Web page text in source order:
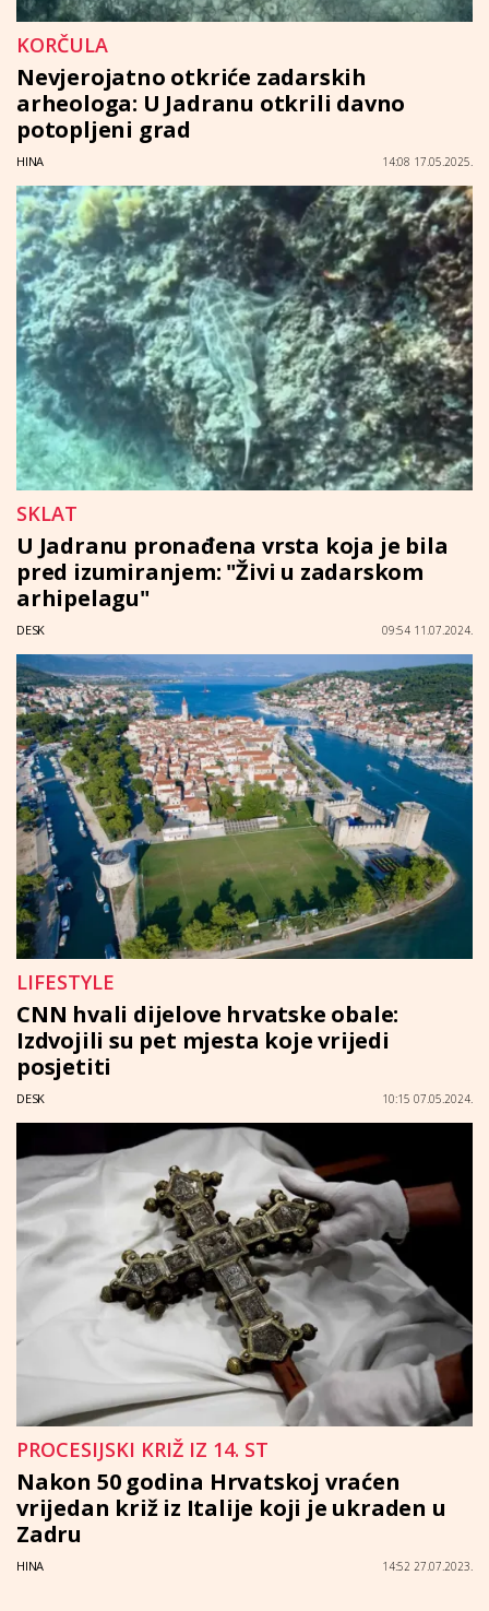
KORČULA
Nevjerojatno otkriće zadarskih
arheologa: U Jadranu otkrili davno
potopljeni grad
HINA 14:08 17.05.2025.
SKLAT
U Jadranu pronađena vrsta koja je bila
pred izumiranjem: "Živi u zadarskom
arhipelagu"
DESK 09:54 11.07.2024.
LIFESTYLE
CNN hvali dijelove hrvatske obale:
Izdvojili su pet mjesta koje vrijedi
posjetiti
DESK 10:15 07.05.2024.
PROCESIJSKI KRIŽ IZ 14. ST
Nakon 50 godina Hrvatskoj vraćen
vrijedan križ iz Italije koji je ukraden u
Zadru
HINA 14:52 27.07.2023.